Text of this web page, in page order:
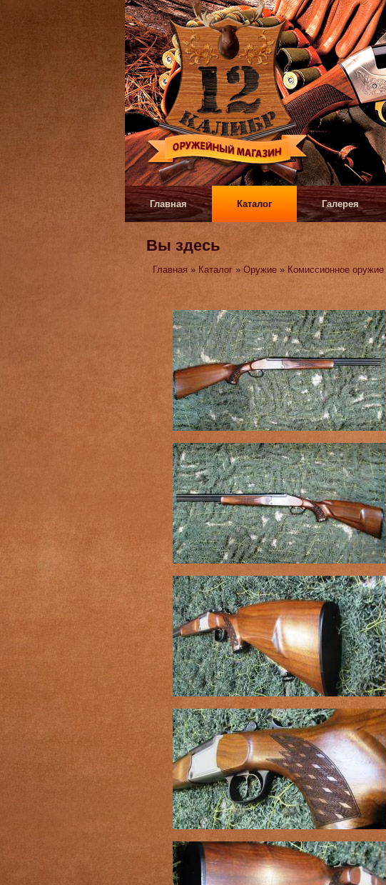
Главная Каталог Галерея
Вы здесь
Главная » Каталог »Оружие » Комиссионное оружие